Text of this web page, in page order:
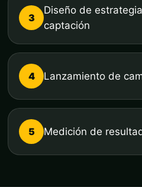
3
Diseño de
captación
4 Lanzamiento de
5 Medición de